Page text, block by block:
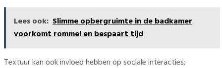
Lees ook: Slimme opbergruimte in de badkamer
voorkomt rommel en bespaart tijd
Textuur kan ook invloed hebben op sociale interacties;